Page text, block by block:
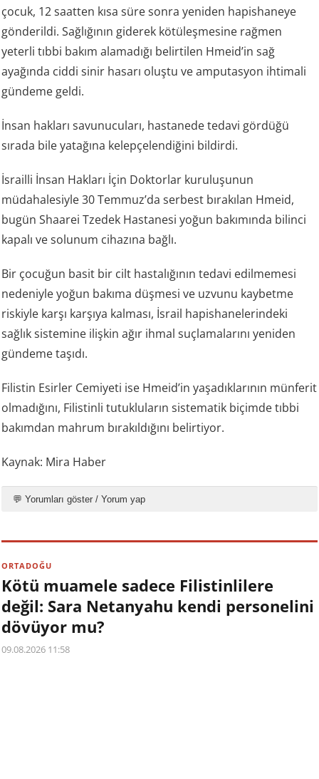
çocuk, 12 saatten kısa süre sonra yeniden hapishaneye
gönderildi. Sağlığının giderek kötüleşmesine rağmen
yeterli tıbbi bakım alamadığı belirtilen Hmeid’in sağ
ayağında ciddi sinir hasarı oluştu ve amputasyon ihtimali
gündeme geldi.
İnsan hakları savunucuları, hastanede tedavi gördüğü
sırada bile yatağına kelepçelendiğini bildirdi.
İsrailli İnsan Hakları İçin Doktorlar kuruluşunun
müdahalesiyle 30 Temmuz’da serbest bırakılan Hmeid,
bugün Shaarei Tzedek Hastanesi yoğun bakımında bilinci
kapalı ve solunum cihazına bağlı.
Bir çocuğun basit bir cilt hastalığının tedavi edilmemesi
nedeniyle yoğun bakıma düşmesi ve uzvunu kaybetme
riskiyle karşı karşıya kalması, İsrail hapishanelerindeki
sağlık sistemine ilişkin ağır ihmal suçlamalarını yeniden
gündeme taşıdı.
Filistin Esirler Cemiyeti ise Hmeid’in yaşadıklarının münferit
olmadığını, Filistinli tutukluların sistematik biçimde tıbbi
bakımdan mahrum bırakıldığını belirtiyor.
Kaynak: Mira Haber
💬 Yorumları göster / Yorum yap
ORTADOĞU
Kötü muamele sadece Filistinlilere
değil: Sara Netanyahu kendi personelini
dövüyor mu?
09.08.2026 11:58